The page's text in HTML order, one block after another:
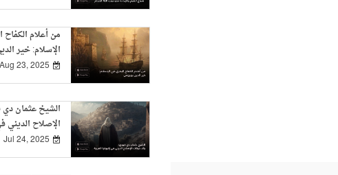
من أعلام
الإسلام: خير الدين بربروس
Aug 23, 2025
الإصلاح الديني
Jul 24, 2025